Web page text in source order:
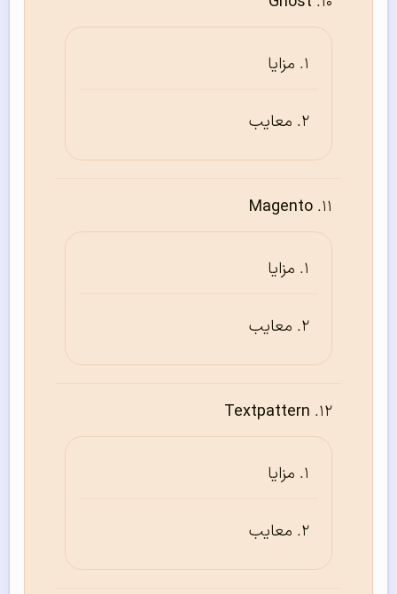
مزایا
معایب
Magento
مزایا
معایب
Textpattern
مزایا
معایب